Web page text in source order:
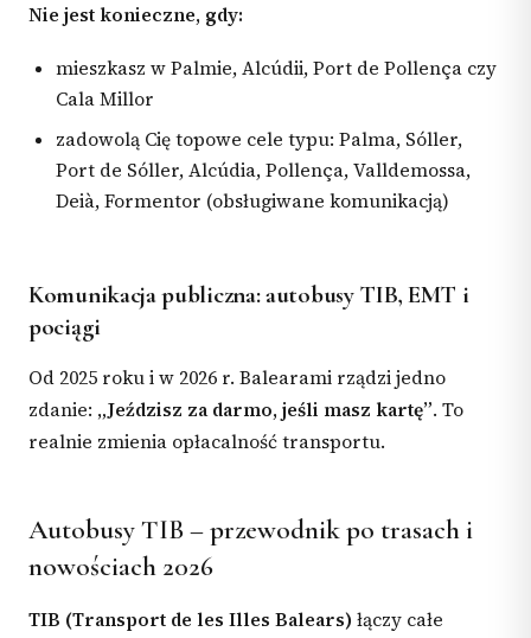
Nie jest konieczne, gdy:
mieszkasz w Palmie, Alcúdii, Port de Pollença czy
Cala Millor
zadowolą Cię topowe cele typu: Palma, Sóller,
Port de Sóller, Alcúdia, Pollença, Valldemossa,
Deià, Formentor (obsługiwane komunikacją)
Komunikacja publiczna: autobusy TIB, EMT i
pociągi
Od 2025 roku i w 2026 r. Balearami rządzi jedno
zdanie: „Jeździsz za darmo, jeśli masz kartę”. To
realnie zmienia opłacalność transportu.
Autobusy TIB – przewodnik po trasach i
nowościach 2026
TIB (Transport de les Illes Balears) łączy całe